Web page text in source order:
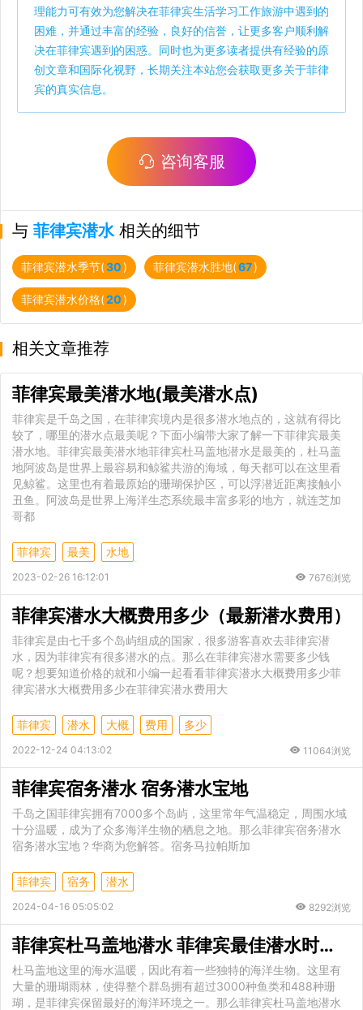
理能力可有效为您解决在菲律宾生活学习工作旅游中遇到的
困难，并通过丰富的经验，良好的信誉，让更多客户顺利解
决在菲律宾遇到的困惑。同时也为更多读者提供有经验的原
创文章和国际化视野，长期关注本站您会获取更多关于菲律
宾的真实信息。
咨询客服
与 菲律宾潜水相关的细节
菲律宾潜水季节(30) 菲律宾潜水胜地(67)
菲律宾潜水价格(20)
相关文章推荐
菲律宾最美潜水地(最美潜水点)
菲律宾是千岛之国，在菲律宾境内是很多潜水地点的，这就有得比
较了，哪里的潜水点最美呢？下面小编带大家了解一下菲律宾最美
潜水地。菲律宾最美潜水地菲律宾杜马盖地潜水是最美的，杜马盖
地阿波岛是世界上最容易和鲸鲨共游的海域，每天都可以在这里看
见鲸鲨。这里也有着最原始的珊瑚保护区，可以浮潜近距离接触小
丑鱼。阿波岛是世界上海洋生态系统最丰富多彩的地方，就连芝加
哥都
菲律宾 最美 水地
2023-02-26 16:12:01 7676浏览
菲律宾潜水大概费用多少（最新潜水费用）
菲律宾是由七千多个岛屿组成的国家，很多游客喜欢去菲律宾潜
水，因为菲律宾有很多潜水的点。那么在菲律宾潜水需要多少钱
呢？想要知道价格的就和小编一起看看菲律宾潜水大概费用多少菲
律宾潜水大概费用多少在菲律宾潜水费用大
菲律宾 潜水 大概 费用 多少
2022-12-24 04:13:02 11064浏览
菲律宾宿务潜水 宿务潜水宝地
千岛之国菲律宾拥有7000多个岛屿，这里常年气温稳定，周围水域
十分温暖，成为了众多海洋生物的栖息之地。那么菲律宾宿务潜水
宿务潜水宝地？华商为您解答。宿务马拉帕斯加
菲律宾 宿务 潜水
2024-04-16 05:05:02 8292浏览
菲律宾杜马盖地潜水 菲律宾最佳潜水时间是什么时候
杜马盖地这里的海水温暖，因此有着一些独特的海洋生物。这里有
大量的珊瑚雨林，使得整个群岛拥有超过3000种鱼类和488种珊
瑚，是菲律宾保留最好的海洋环境之一。那么菲律宾杜马盖地潜水